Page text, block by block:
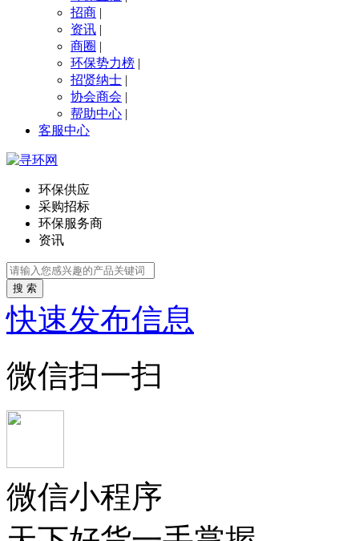
招商 |
资讯 |
商圈 |
环保势力榜 |
招贤纳士 |
协会商会 |
帮助中心 |
客服中心
环保供应
采购招标
环保服务商
资讯
搜 索
快速发布信息
微信扫一扫
微信小程序